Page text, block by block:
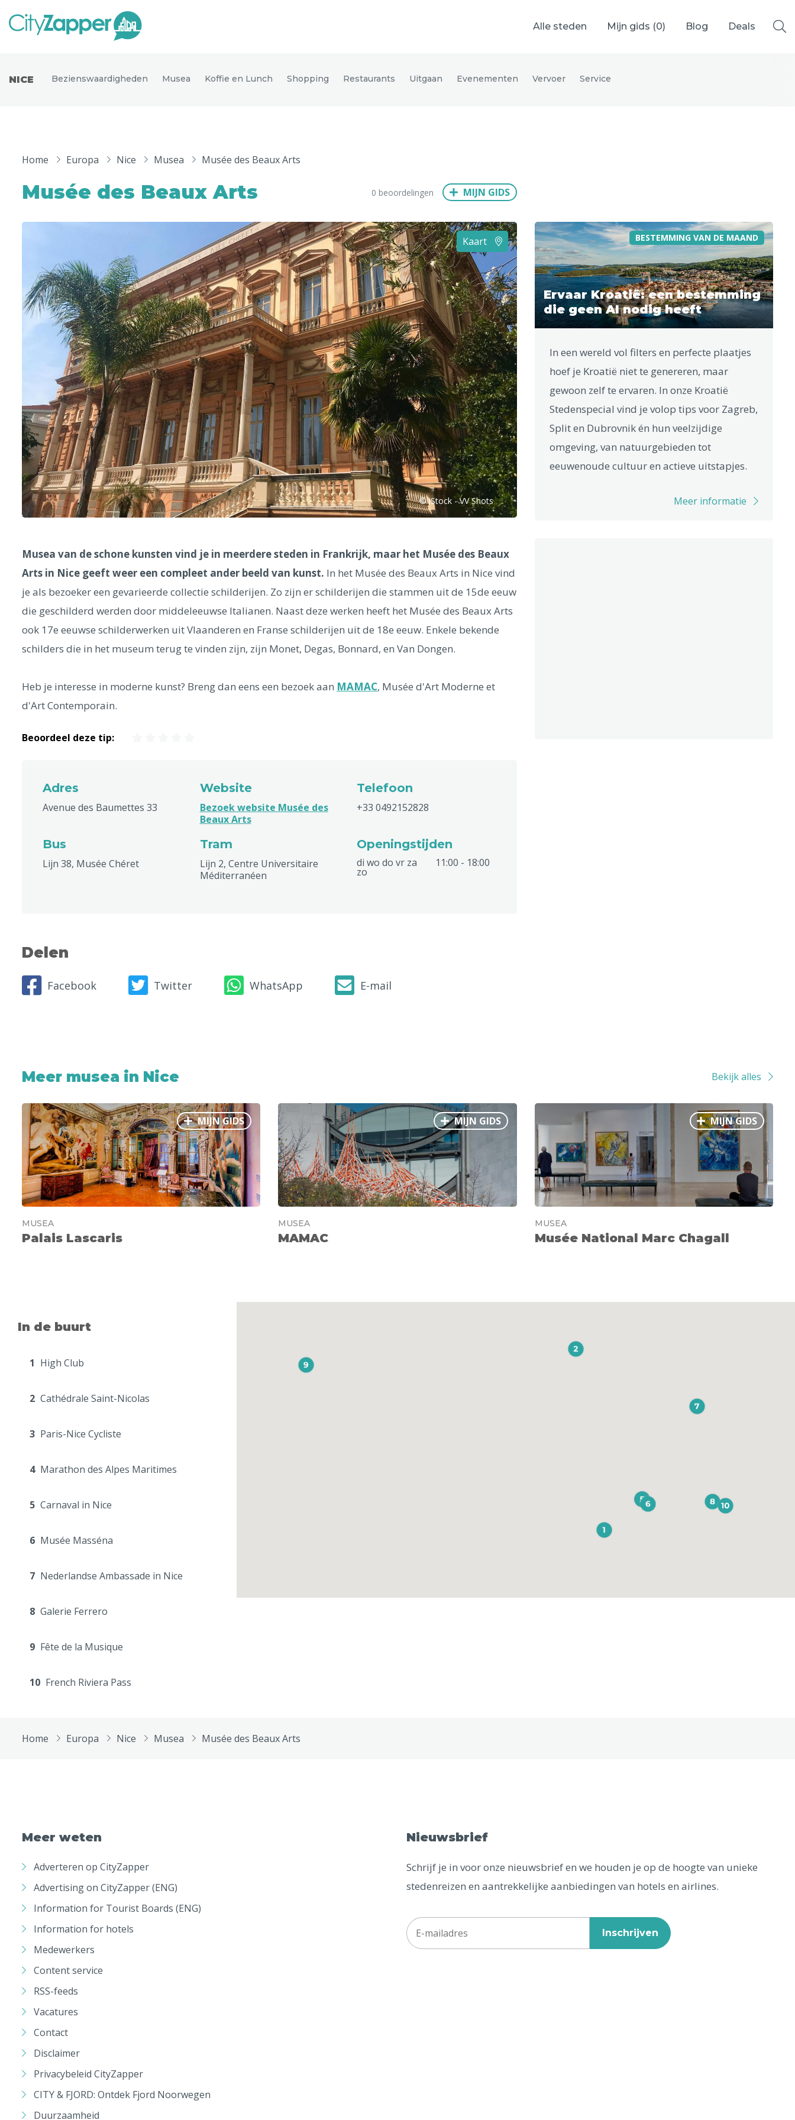
Alle steden Mijn gids (0) Blog Deals
Nederland
Europa
Noord-Amerika
Andere wereldsteden
Florence
Dublin München Wenen Budapest Bangkok
NICE Bezienswaardigheden Musea Koffie en Lunch Shopping Restaurants Uitgaan Evenementen Vervoer Service
Home Europa Nice Musea Musée des Beaux Arts
Musée des Beaux Arts 0 beoordelingen MIJN GIDS
Kaart
© iStock - VV Shots
Musea van de schone kunsten vind je in meerdere steden in Frankrijk, maar het Musée des Beaux
Arts in Nice geeft weer een compleet ander beeld van kunst. In het Musée des Beaux Arts in Nice vind
je als bezoeker een gevarieerde collectie schilderijen. Zo zijn er schilderijen die stammen uit de 15de eeuw
die geschilderd werden door middeleeuwse Italianen. Naast deze werken heeft het Musée des Beaux Arts
ook 17e eeuwse schilderwerken uit Vlaanderen en Franse schilderijen uit de 18e eeuw. Enkele bekende
schilders die in het museum terug te vinden zijn, zijn Monet, Degas, Bonnard, en Van Dongen.
Heb je interesse in moderne kunst? Breng dan eens een bezoek aan MAMAC, Musée d'Art Moderne et
d'Art Contemporain.
Beoordeel deze tip:
Adres
Avenue des Baumettes 33
Website
Bezoek website Musée des
Beaux Arts
Telefoon
+33 0492152828
Bus
Lijn 38, Musée Chéret
Tram
Lijn 2, Centre Universitaire
Méditerranéen
Openingstijden
di wo do vr za
zo
11:00 - 18:00
Delen
Facebook Twitter WhatsApp E-mail
BESTEMMING VAN DE MAAND
Ervaar Kroatië: een bestemming
die geen AI nodig heeft
In een wereld vol filters en perfecte plaatjes
hoef je Kroatië niet te genereren, maar
gewoon zelf te ervaren. In onze Kroatië
Stedenspecial vind je volop tips voor Zagreb,
Split en Dubrovnik én hun veelzijdige
omgeving, van natuurgebieden tot
eeuwenoude cultuur en actieve uitstapjes.
Meer informatie
Meer musea in Nice Bekijk alles
MIJN GIDS
MUSEA
Palais Lascaris
MIJN GIDS
MUSEA
MAMAC
MIJN GIDS
MUSEA
Musée National Marc Chagall
In de buurt
1 High Club
2 Cathédrale Saint-Nicolas
3 Paris-Nice Cycliste
4 Marathon des Alpes Maritimes
5 Carnaval in Nice
6 Musée Masséna
7 Nederlandse Ambassade in Nice
8 Galerie Ferrero
9 Fête de la Musique
10 French Riviera Pass
Home Europa Nice Musea Musée des Beaux Arts
Meer weten
Adverteren op CityZapper
Advertising on CityZapper (ENG)
Information for Tourist Boards (ENG)
Information for hotels
Medewerkers
Content service
RSS-feeds
Vacatures
Contact
Disclaimer
Privacybeleid CityZapper
CITY & FJORD: Ontdek Fjord Noorwegen
Duurzaamheid
Nieuwsbrief
Schrijf je in voor onze nieuwsbrief en we houden je op de hoogte van unieke
stedenreizen en aantrekkelijke aanbiedingen van hotels en airlines.
Inschrijven